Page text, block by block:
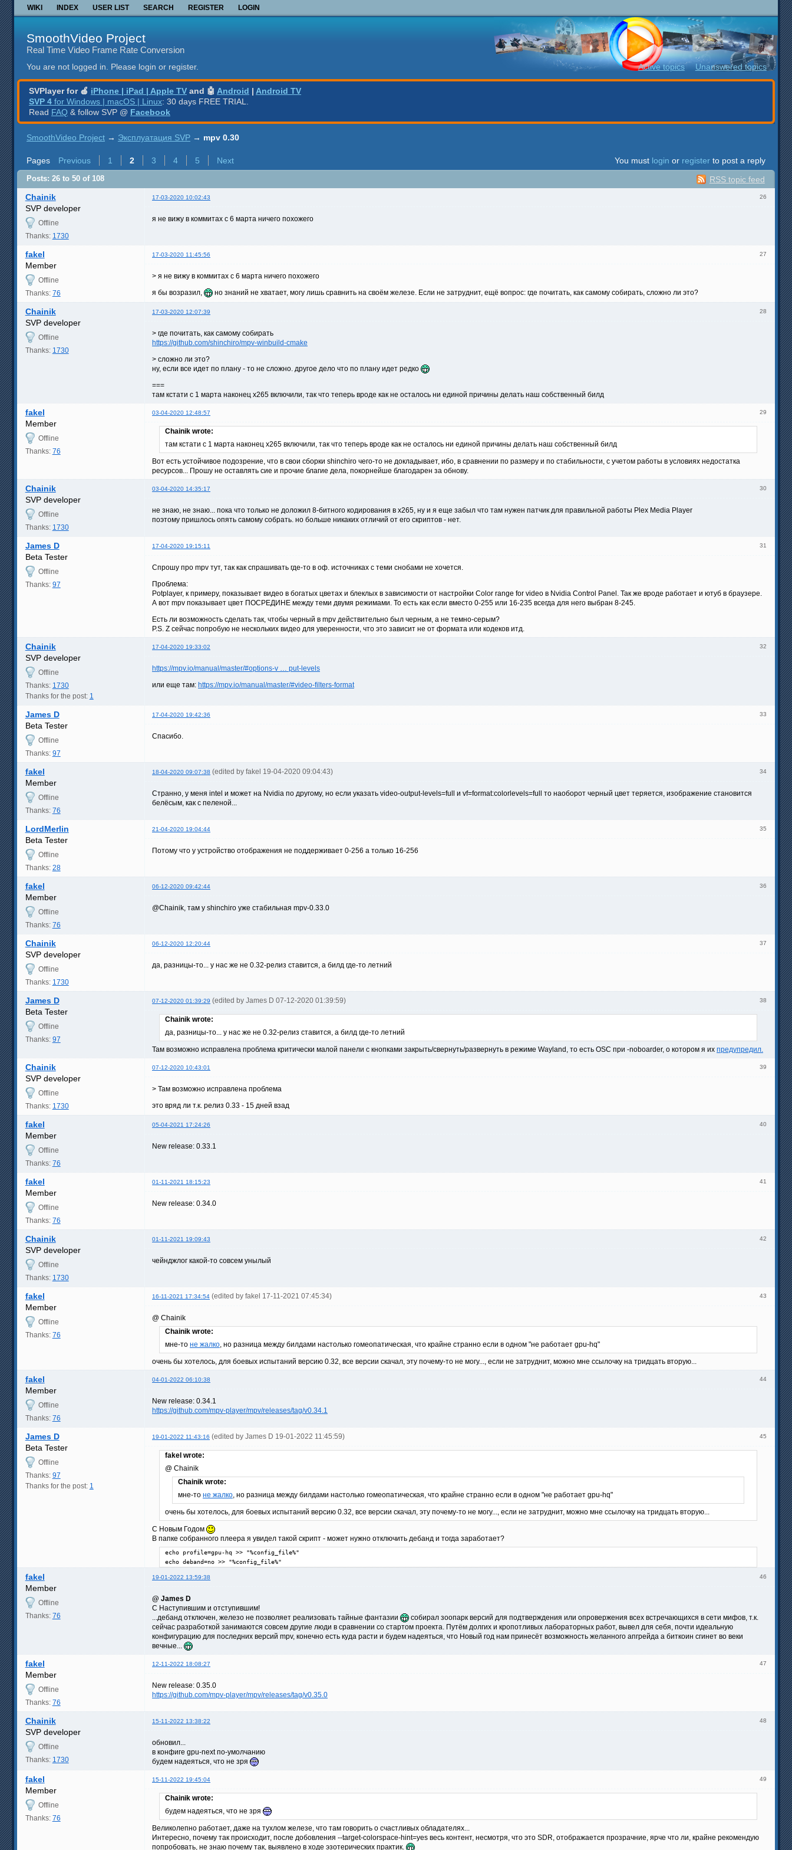
WIKI INDEX USER LIST SEARCH REGISTER LOGIN
SmoothVideo Project
Real Time Video Frame Rate Conversion
You are not logged in. Please login or register. Active topics Unanswered topics
SVPlayer for 🍎 iPhone | iPad | Apple TV and 🤖 Android | Android TV
SVP 4 for Windows | macOS | Linux: 30 days FREE TRIAL.
Read FAQ & follow SVP @ Facebook
SmoothVideo Project → Эксплуатация SVP → mpv 0.30
Pages Previous 1 2 3 4 5 Next You must login or register to post a reply
RSS topic feed
Posts: 26 to 50 of 108
26
Chainik 17-03-2020 10:02:43
SVP developer
Offline
Thanks: 1730
я не вижу в коммитах с 6 марта ничего похожего
27
fakel 17-03-2020 11:45:56
Member
Offline
Thanks: 76
> я не вижу в коммитах с 6 марта ничего похожего
я бы возразил,
но знаний не хватает, могу лишь сравнить на своём железе. Если не затруднит, ещё вопрос: где почитать, как самому собирать, сложно ли это?
28
Chainik 17-03-2020 12:07:39
SVP developer
Offline
Thanks: 1730
> где почитать, как самому собирать
https://github.com/shinchiro/mpv-winbuild-cmake
> сложно ли это?
ну, если все идет по плану - то не сложно. другое дело что по плану идет редко
===
там кстати с 1 марта наконец x265 включили, так что теперь вроде как не осталось ни единой причины делать наш собственный билд
29
fakel 03-04-2020 12:48:57
Member
Offline
Thanks: 76
Chainik wrote:
там кстати с 1 марта наконец x265 включили, так что теперь вроде как не осталось ни единой причины делать наш собственный билд
Вот есть устойчивое подозрение, что в свои сборки shinchiro чего-то не докладывает, ибо, в сравнении по размеру и по стабильности, с учетом работы в условиях недостатка
ресурсов... Прошу не оставлять сие и прочие благие дела, покорнейше благодарен за обнову.
30
Chainik 03-04-2020 14:35:17
SVP developer
Offline
Thanks: 1730
не знаю, не знаю... пока что только не доложил 8-битного кодирования в x265, ну и я еще забыл что там нужен патчик для правильной работы Plex Media Player
поэтому пришлось опять самому собрать. но больше никаких отличий от его скриптов - нет.
31
James D 17-04-2020 19:15:11
Beta Tester
Offline
Thanks: 97
Спрошу про mpv тут, так как спрашивать где-то в оф. источниках с теми снобами не хочется.
Проблема:
Potplayer, к примеру, показывает видео в богатых цветах и блеклых в зависимости от настройки Color range for video в Nvidia Control Panel. Так же вроде работает и ютуб в браузере.
А вот mpv показывает цвет ПОСРЕДИНЕ между теми двумя режимами. То есть как если вместо 0-255 или 16-235 всегда для него выбран 8-245.
Есть ли возможность сделать так, чтобы черный в mpv действительно был черным, а не темно-серым?
P.S. Z сейчас попробую не нескольких видео для уверенности, что это зависит не от формата или кодеков итд.
32
Chainik 17-04-2020 19:33:02
SVP developer
Offline
Thanks: 1730
Thanks for the post: 1
https://mpv.io/manual/master/#options-v … put-levels
или еще там: https://mpv.io/manual/master/#video-filters-format
33
James D 17-04-2020 19:42:36
Beta Tester
Offline
Thanks: 97
Спасибо.
34
fakel 18-04-2020 09:07:38 (edited by fakel 19-04-2020 09:04:43)
Member
Offline
Thanks: 76
Странно, у меня intel и может на Nvidia по другому, но если указать video-output-levels=full и vf=format:colorlevels=full то наоборот черный цвет теряется, изображение становится
белёсым, как с пеленой...
35
LordMerlin 21-04-2020 19:04:44
Beta Tester
Offline
Thanks: 28
Потому что у устройство отображения не поддерживает 0-256 а только 16-256
36
fakel 06-12-2020 09:42:44
Member
Offline
Thanks: 76
@Chainik, там у shinchiro уже стабильная mpv-0.33.0
37
Chainik 06-12-2020 12:20:44
SVP developer
Offline
Thanks: 1730
да, разницы-то... у нас же не 0.32-релиз ставится, а билд где-то летний
38
James D 07-12-2020 01:39:29 (edited by James D 07-12-2020 01:39:59)
Beta Tester
Offline
Thanks: 97
Chainik wrote:
да, разницы-то... у нас же не 0.32-релиз ставится, а билд где-то летний
Там возможно исправлена проблема критически малой панели с кнопками закрыть/свернуть/развернуть в режиме Wayland, то есть OSC при -noboarder, о котором я их предупредил.
39
Chainik 07-12-2020 10:43:01
SVP developer
Offline
Thanks: 1730
> Там возможно исправлена проблема
это вряд ли т.к. релиз 0.33 - 15 дней взад
40
fakel 05-04-2021 17:24:26
Member
Offline
Thanks: 76
New release: 0.33.1
41
fakel 01-11-2021 18:15:23
Member
Offline
Thanks: 76
New release: 0.34.0
42
Chainik 01-11-2021 19:09:43
SVP developer
Offline
Thanks: 1730
чейнджлог какой-то совсем унылый
43
fakel 16-11-2021 17:34:54 (edited by fakel 17-11-2021 07:45:34)
Member
Offline
Thanks: 76
@ Chainik
Chainik wrote:
мне-то не жалко, но разница между билдами настолько гомеопатическая, что крайне странно если в одном "не работает gpu-hq"
очень бы хотелось, для боевых испытаний версию 0.32, все версии скачал, эту почему-то не могу..., если не затруднит, можно мне ссылочку на тридцать вторую...
44
fakel 04-01-2022 06:10:38
Member
Offline
Thanks: 76
New release: 0.34.1
https://github.com/mpv-player/mpv/releases/tag/v0.34.1
45
James D 19-01-2022 11:43:16 (edited by James D 19-01-2022 11:45:59)
Beta Tester
Offline
Thanks: 97
Thanks for the post: 1
fakel wrote:
@ Chainik
Chainik wrote:
мне-то не жалко, но разница между билдами настолько гомеопатическая, что крайне странно если в одном "не работает gpu-hq"
очень бы хотелось, для боевых испытаний версию 0.32, все версии скачал, эту почему-то не могу..., если не затруднит, можно мне ссылочку на тридцать вторую...
C Новым Годом
В папке собранного плеера я увидел такой скрипт - может нужно отключить дебанд и тогда заработает?
echo profile=gpu-hq >> "%config_file%"
echo deband=no >> "%config_file%"
46
fakel 19-01-2022 13:59:38
Member
Offline
Thanks: 76
@ James D
С Наступившим и отступившим!
...дебанд отключен, железо не позволяет реализовать тайные фантазии
собирал зоопарк версий для подтверждения или опровержения всех встречающихся в сети мифов, т.к.
сейчас разработкой занимаются совсем другие люди в сравнении со стартом проекта. Путём долгих и кропотливых лабораторных работ, вывел для себя, почти идеальную
конфигурацию для последних версий mpv, конечно есть куда расти и будем надеяться, что Новый год нам принесёт возможность желанного апгрейда а биткоин сгинет во веки
вечные...
47
fakel 12-11-2022 18:08:27
Member
Offline
Thanks: 76
New release: 0.35.0
https://github.com/mpv-player/mpv/releases/tag/v0.35.0
48
Chainik 15-11-2022 13:38:22
SVP developer
Offline
Thanks: 1730
обновил...
в конфиге gpu-next по-умолчанию
будем надеяться, что не зря
49
fakel 15-11-2022 19:45:04
Member
Offline
Thanks: 76
Chainik wrote:
будем надеяться, что не зря
Великолепно работает, даже на тухлом железе, что там говорить о счастливых обладателях...
Интересно, почему так происходит, после добовления --target-colorspace-hint=yes весь контент, несмотря, что это SDR, отображается прозрачние, ярче что ли, крайне рекомендую
попробовать, не знаю почему так, выявлено в ходе эзотерических практик.